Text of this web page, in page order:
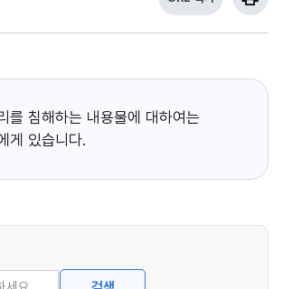
현
버
프린
를 침해하는 내용물에 대하여는
게 있습니다.